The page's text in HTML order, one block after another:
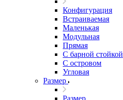
Конфигурация
Встраиваемая
Маленькая
Модульная
Прямая
С барной стойкой
С островом
Угловая
Размер
Размер